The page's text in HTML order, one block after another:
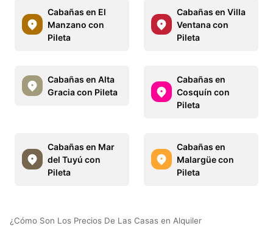
Cabañas en El
Manzano con
Pileta
Cabañas en Villa
Ventana con
Pileta
Cabañas en Alta
Gracia con Pileta
Cabañas en
Cosquín con
Pileta
Cabañas en Mar
del Tuyú con
Pileta
Cabañas en
Malargüe con
Pileta
¿Cómo Son Los Precios De Las Casas en Alquiler